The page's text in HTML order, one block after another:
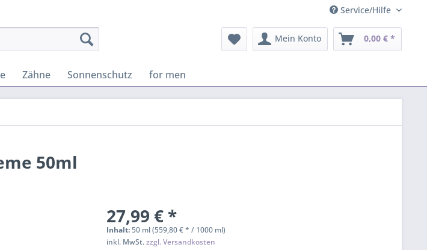
Service/Hilfe
Mein Konto 0,00 € *
Zähne Sonnenschutz for men
50ml
27,99 € *
Inhalt:50 ml (559,80 € * / 1000 ml)
inkl. MwSt.zzgl. Versandkosten